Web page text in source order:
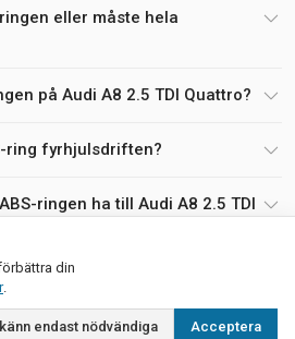
eller måste hela
på Audi A8 2.5 TDI Quattro?
ring fyrhjulsdriften?
ringen ha till Audi A8 2.5 TDI
ny ABS-ring själv?
din
om vår integritetspolicy
.
endast nödvändiga Acceptera